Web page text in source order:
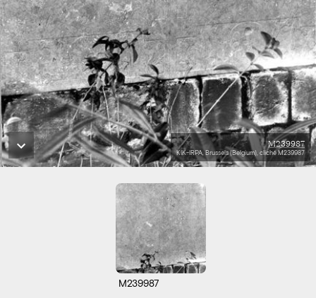
M239987
KIK-IRPA, Brussels (Belgium), cliché M239987
M239987